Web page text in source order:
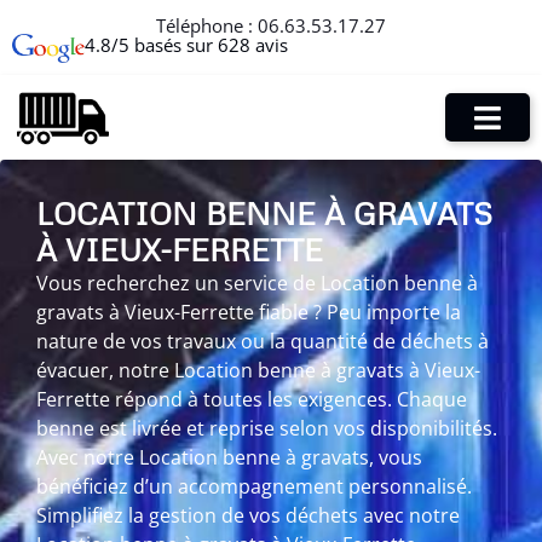
Téléphone : 06.63.53.17.27
4.8/5 basés sur 628 avis
LOCATION BENNE À GRAVATS
À VIEUX-FERRETTE
Vous recherchez un service de Location benne à
gravats à Vieux-Ferrette fiable ? Peu importe la
nature de vos travaux ou la quantité de déchets à
évacuer, notre Location benne à gravats à Vieux-
Ferrette répond à toutes les exigences. Chaque
benne est livrée et reprise selon vos disponibilités.
Avec notre Location benne à gravats, vous
bénéficiez d’un accompagnement personnalisé.
Simplifiez la gestion de vos déchets avec notre